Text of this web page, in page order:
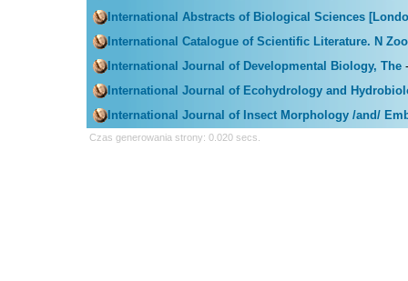
International Abstracts of Biological Sciences
International Catalogue of Scientific Literature. N
International Journal of Developmental Biology, The
International Journal of Ecohydrology and
International Journal of Insect Morphology /and/
Czas generowania strony: 0.020 secs.